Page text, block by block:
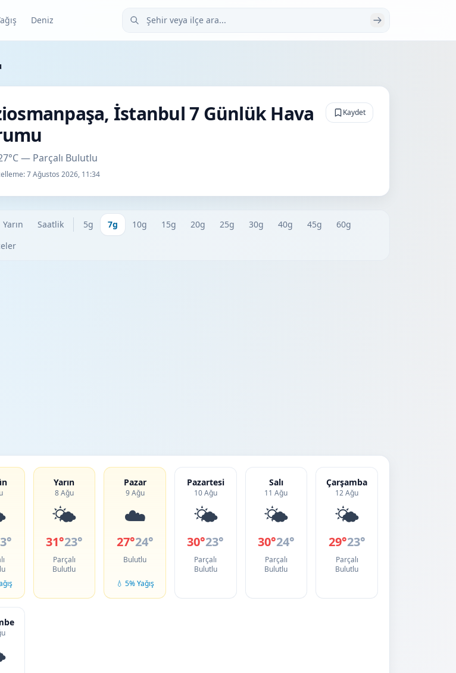
Deniz Şehir veya ilçe ara
İstanbul 7 Günlük Hava
— Parçalı Bulutlu
7 Ağustos 2026, 11:34
Kaydet
Yarın Saatlik 5g 7g 10g 15g 20g 25g 30g 40g 45g
60g
Yarın
8 Ağu
🌤️
31°23°
Parçalı
Bulutlu
Pazar
9 Ağu
☁️
27°24°
Bulutlu
💧 5% Yağış
Pazartesi
10 Ağu
🌤️
30°23°
Parçalı
Bulutlu
Salı
11 Ağu
🌤️
30°24°
Parçalı
Bulutlu
Çarşamba
12 Ağu
🌤️
29°23°
Parçalı
Bulutlu